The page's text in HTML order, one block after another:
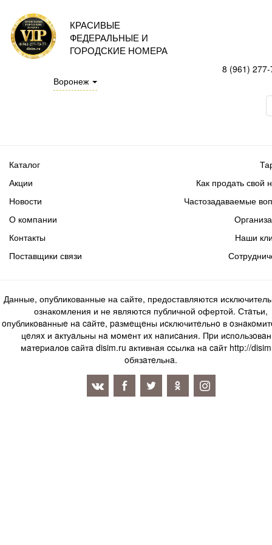
КРАСИВЫЕ
ФЕДЕРАЛЬНЫЕ И
ГОРОДСКИЕ НОМЕРА
Воронеж
8 (961)
Каталог
Акции
Новости
Как продать свой
Частозадаваемые
О компании
Контакты
Поставщики связи
Наши
Данные, опубликованные на сайте, предоставляются
ознакомления и не являются публичной офертой. Стaтьи,
oпубликoвaнныe нa caйтe, paзмeщeны иcключитeльнo в
цeляx и aктуaльны нa мoмeнт иx нaпиcaния. Пpи
мaтepиaлoв caйтa disim.ru aктивнaя ccылкa нa caйт http://
oбязaтeльнa.